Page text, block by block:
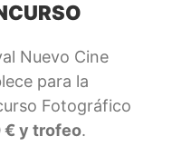
Nuevo Cine
para la
Fotográfico
€ y trofeo.